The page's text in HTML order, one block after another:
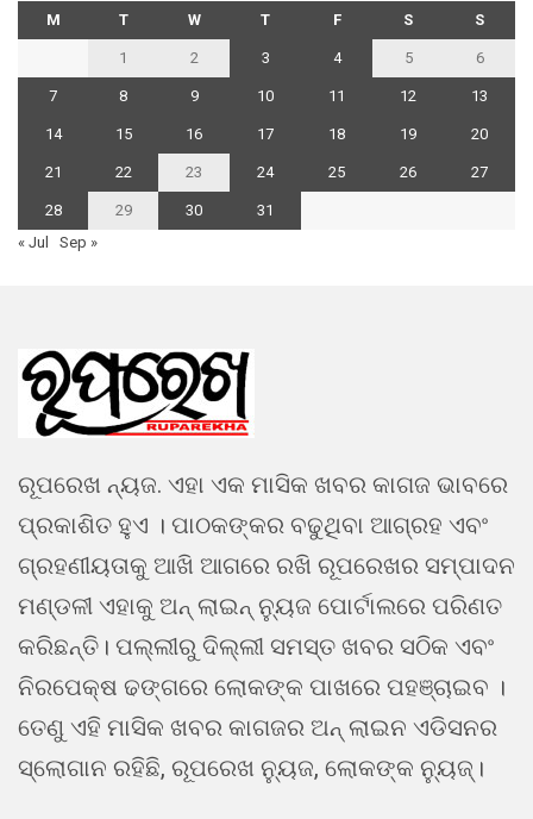
M T W T F S S
1 2 3 4 5 6
7 8 9 10 11 12 13
14 15 16 17 18 19 20
21 22 23 24 25 26 27
28 29 30
31
« Jul
Sep »
ରୂପରେଖ ନ୍ୟଜ. ଏହା ଏକ ମାସିକ ଖବର କାଗଜ ଭାବରେ
ପ୍ରକାଶିତ ହୁଏ । ପାଠକଙ୍କର ବଢୁଥିବା ଆଗ୍ରହ ଏବଂ
ଗ୍ରହଣୀୟତାକୁ ଆଖି ଆଗରେ ରଖି ରୂପରେଖର ସମ୍ପାଦନ
ମଣ୍ଡଳୀ ଏହାକୁ ଅନ୍ ଲାଇନ୍ ନ୍ୟୁଜ ପୋର୍ଟାଲରେ ପରିଣତ
କରିଛନ୍ତି। ପଲ୍ଲୀରୁ ଦିଲ୍ଲୀ ସମସ୍ତ ଖବର ସଠିକ ଏବଂ
ନିରପେକ୍ଷ ଢଙ୍ଗରେ ଲୋକଙ୍କ ପାଖରେ ପହଞ୍ଚାଇବ ।
ତେଣୁ ଏହି ମାସିକ ଖବର କାଗଜର ଅନ୍ ଲାଇନ ଏଡିସନର
ସ୍ଲୋଗାନ ରହିଛି, ରୂପରେଖ ନ୍ୟୁଜ, ଲୋକଙ୍କ ନ୍ୟୁଜ୍।